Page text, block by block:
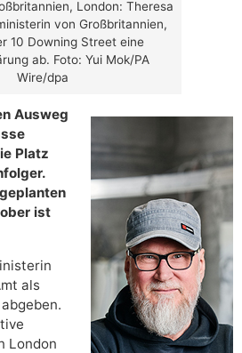
London: Theresa
von Großbritannien,
10 Downing Street eine
ab. Foto: Yui Mok/PA
Wire/dpa
Ausweg
Platz
ist
als
London